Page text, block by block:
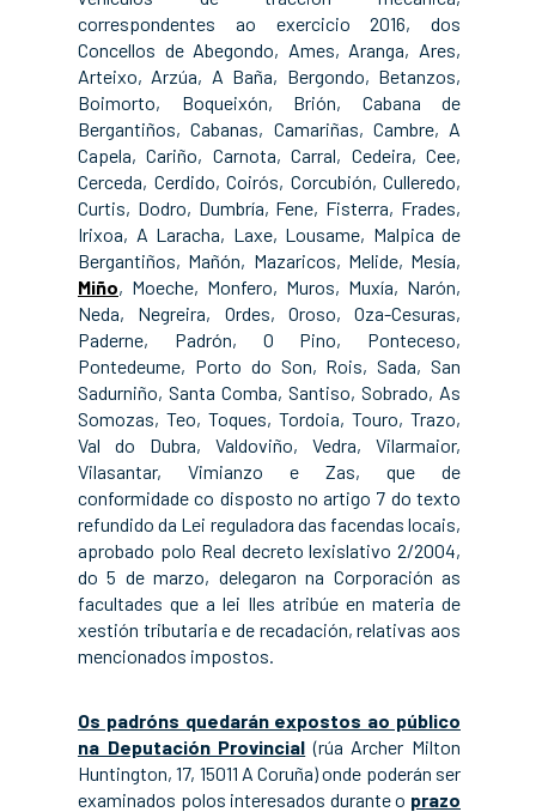
correspondentes ao exercicio 2016, dos
Concellos de Abegondo, Ames, Aranga, Ares,
Arteixo, Arzúa, A Baña, Bergondo, Betanzos,
Boimorto, Boqueixón, Brión, Cabana de
Bergantiños, Cabanas, Camariñas, Cambre, A
Capela, Cariño, Carnota, Carral, Cedeira, Cee,
Cerceda, Cerdido, Coirós, Corcubión, Culleredo,
Curtis, Dodro, Dumbría, Fene, Fisterra, Frades,
Irixoa, A Laracha, Laxe, Lousame, Malpica de
Bergantiños, Mañón, Mazaricos, Melide, Mesía,
Miño, Moeche, Monfero, Muros, Muxía, Narón,
Neda, Negreira, Ordes, Oroso, Oza-Cesuras,
Paderne, Padrón, O Pino, Ponteceso,
Pontedeume, Porto do Son, Rois, Sada, San
Sadurniño, Santa Comba, Santiso, Sobrado, As
Somozas, Teo, Toques, Tordoia, Touro, Trazo,
Val do Dubra, Valdoviño, Vedra, Vilarmaior,
Vilasantar, Vimianzo e Zas, que de
conformidade co disposto no artigo 7 do texto
refundido da Lei reguladora das facendas locais,
aprobado polo Real decreto lexislativo 2/2004,
do 5 de marzo, delegaron na Corporación as
facultades que a lei lles atribúe en materia de
xestión tributaria e de recadación, relativas aos
mencionados impostos.
Os padróns quedarán expostos ao público
na Deputación Provincial (rúa Archer Milton
Huntington, 17, 15011 A Coruña) onde poderán ser
examinados polos interesados durante o prazo